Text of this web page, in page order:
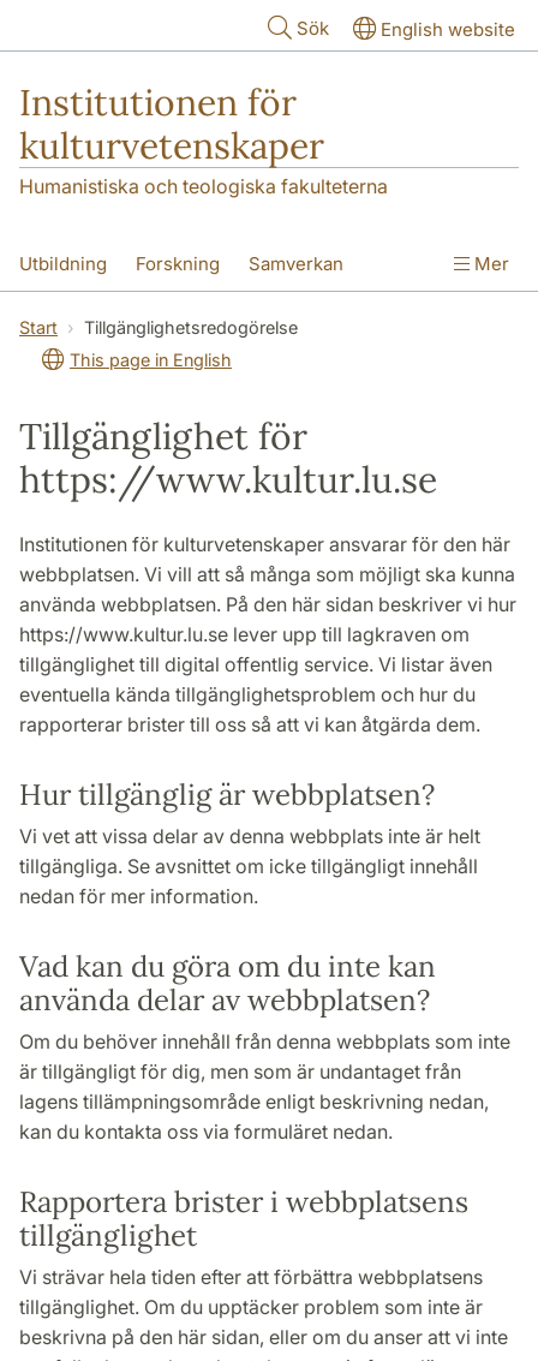
Sök English website
Institutionen för
kulturvetenskaper
Humanistiska och teologiska fakulteterna
Utbildning Forskning Samverkan
Om institutionen Kontakt
Mer
Start
Tillgänglighetsredogörelse
This page in English
Tillgänglighet för
https://www.kultur.lu.se
Institutionen för kulturvetenskaper ansvarar för den här
webbplatsen. Vi vill att så många som möjligt ska kunna
använda webbplatsen. På den här sidan beskriver vi hur
https://www.kultur.lu.se lever upp till lagkraven om
tillgänglighet till digital offentlig service. Vi listar även
eventuella kända tillgänglighetsproblem och hur du
rapporterar brister till oss så att vi kan åtgärda dem.
Hur tillgänglig är webbplatsen?
Vi vet att vissa delar av denna webbplats inte är helt
tillgängliga. Se avsnittet om icke tillgängligt innehåll
nedan för mer information.
Vad kan du göra om du inte kan
använda delar av webbplatsen?
Om du behöver innehåll från denna webbplats som inte
är tillgängligt för dig, men som är undantaget från
lagens tillämpningsområde enligt beskrivning nedan,
kan du kontakta oss via formuläret nedan.
Rapportera brister i webbplatsens
tillgänglighet
Vi strävar hela tiden efter att förbättra webbplatsens
tillgänglighet. Om du upptäcker problem som inte är
beskrivna på den här sidan, eller om du anser att vi inte